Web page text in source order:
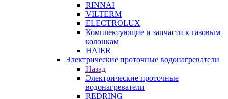
RINNAI
VILTERM
ELECTROLUX
Комплектующие и запчасти к газовым
колонкам
HAIER
Электрические проточные водонагреватели
Назад
Электрические проточные
водонагреватели
REDRING